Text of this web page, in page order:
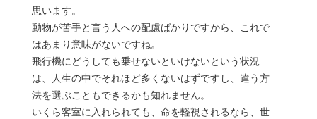
思います。
動物が苦手と言う人への配慮ばかりですから、これで
はあまり意味がないですね。
飛行機にどうしても乗せないといけないという状況
は、人生の中でそれほど多くないはずですし、違う方
法を選ぶこともできるかも知れません。
いくら客室に入れられても、命を軽視されるなら、世